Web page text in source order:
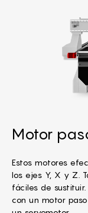
Motor
Estos motores
los ejes Y, X y Z.
fáciles de
con un motor